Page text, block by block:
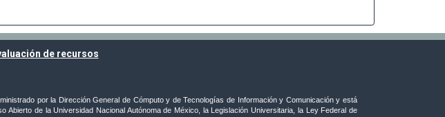
de recursos
por la Dirección General de Cómputo y de Tecnologías de Información y Comunicación y está
de la Universidad Nacional Autónoma de México, la Legislación Universitaria, la Ley Federal de